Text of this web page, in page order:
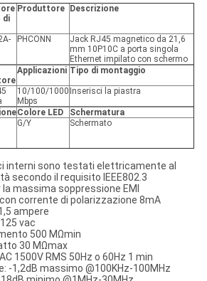
di
Produttore Descrizione
PHCONN
Jack RJ45 magnetico da 21,6
mm 10P10C a porta singola
Ethernet impilato con schermo
Applicazioni Tipo di montaggio
10/100/1000
Mbps
Inserisci la piastra
Colore LED
Schermatura
G/Y Schermato
interni sono testati elettricamente al
secondo il requisito IEEE802.3
massima soppressione EMI
corrente di polarizzazione 8mA
ampere
vac
500 MΩmin
30 MΩmax
1500V RMS 50Hz o 60Hz 1 min
-1,2dB massimo @100KHz-100MHz